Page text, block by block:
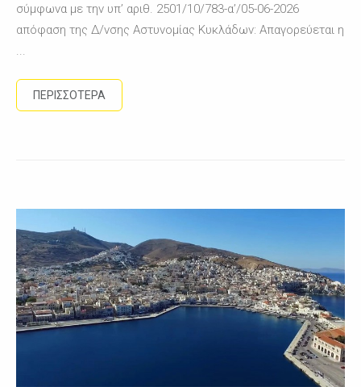
σύμφωνα με την υπ’ αριθ. 2501/10/783-α’/05-06-2026
απόφαση της Δ/νσης Αστυνομίας Κυκλάδων: Απαγορεύεται η
...
ΠΕΡΙΣΣΟΤΕΡΑ